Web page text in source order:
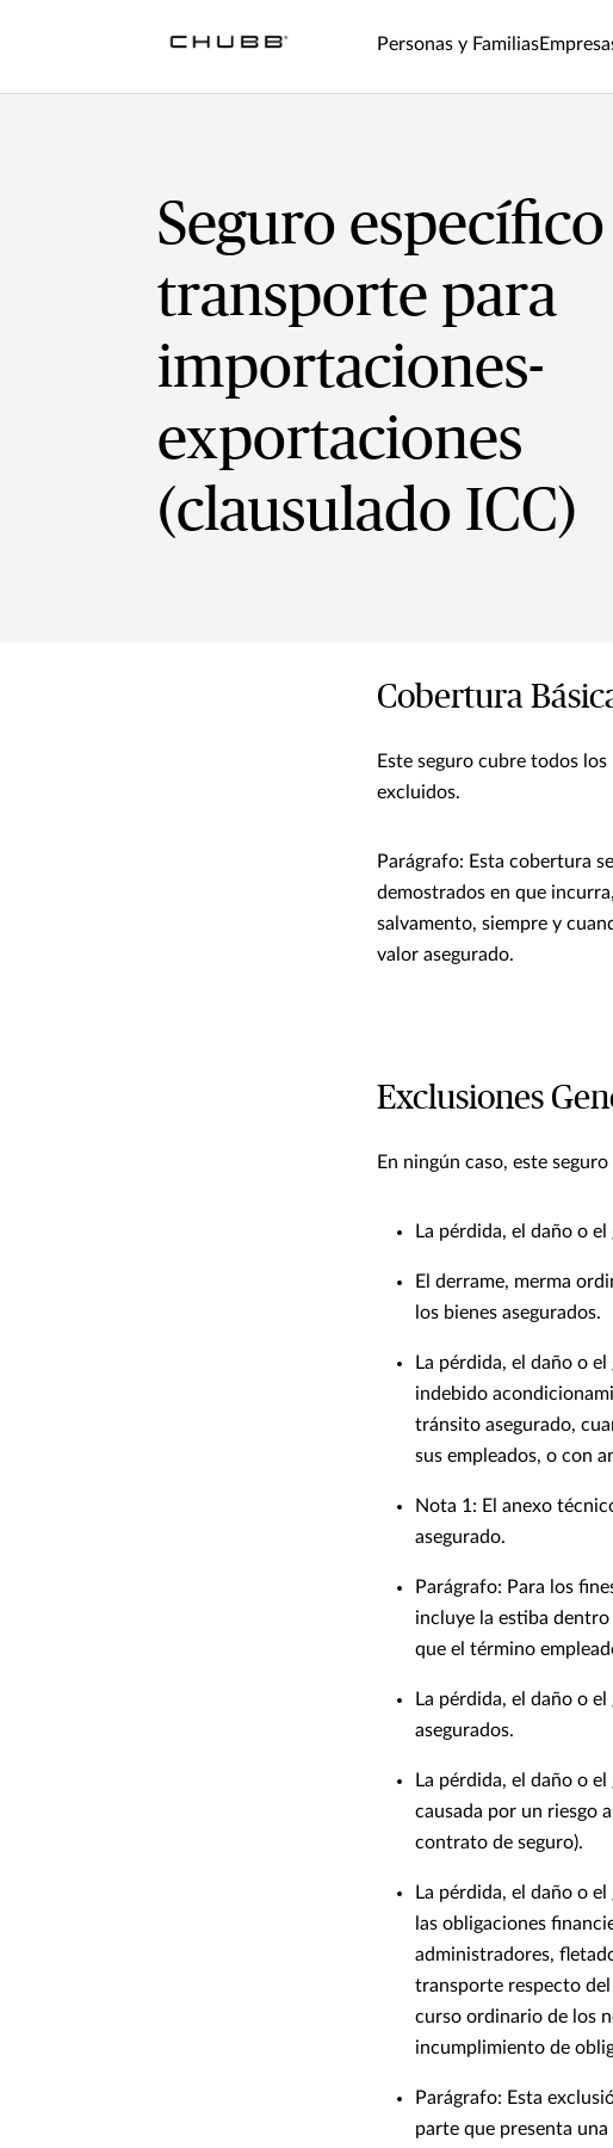
Personas y Familias
Seguro
transporte para
importaciones-
exportaciones
(clausulado ICC)
Cobertura
Este seguro cubre todos
excluidos.
Parágrafo: Esta cobertura
demostrados en que
salvamento, siempre y
valor asegurado.
Exclusiones
En ningún caso, este
La pérdida, el daño o
El derrame, merma
los bienes asegurados.
La pérdida, el daño o
indebido
tránsito asegurado,
sus empleados, o con
Nota 1: El anexo
asegurado.
Parágrafo: Para los
incluye la estiba
que el término
La pérdida, el daño o
asegurados.
La pérdida, el daño o
causada por un riesgo
contrato de seguro).
La pérdida, el daño o
las obligaciones
administradores,
transporte respecto del
curso ordinario de los
incumplimiento de
Parágrafo: Esta
parte que presenta